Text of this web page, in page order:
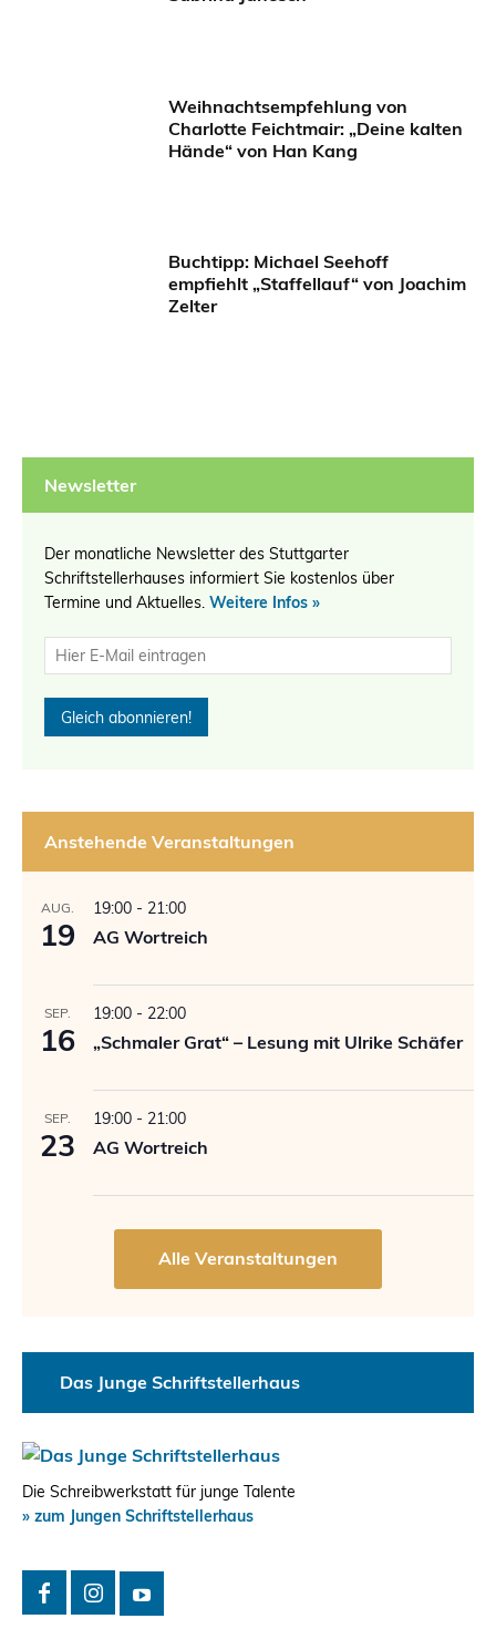
Weihnachtsempfehlung von
Charlotte Feichtmair: „Deine kalten
Hände“ von Han Kang
Buchtipp: Michael Seehoff
empfiehlt „Staffellauf“ von Joachim
Zelter
Newsletter
Der monatliche Newsletter des Stuttgarter
Schriftstellerhauses informiert Sie kostenlos über
Termine und Aktuelles. Weitere Infos »
Anstehende Veranstaltungen
AUG.
19
19:00 - 21:00
AG Wortreich
SEP.
16
19:00 - 22:00
„Schmaler Grat“ – Lesung mit Ulrike Schäfer
SEP.
23
19:00 - 21:00
AG Wortreich
Das Junge Schriftstellerhaus
Die Schreibwerkstatt für junge Talente
» zum Jungen Schriftstellerhaus